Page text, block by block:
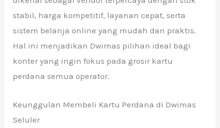
stabil, harga kompetitif, layanan cepat, serta
sistem belanja online yang mudah dan praktis.
Hal ini menjadikan Dwimas pilihan ideal bagi
konter yang ingin fokus pada grosir kartu
perdana semua operator.
Keunggulan Membeli Kartu Perdana di Dwimas
Seluler